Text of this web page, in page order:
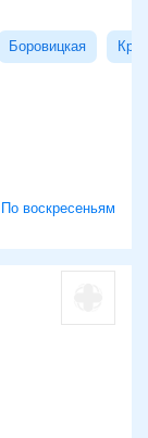
Боровицкая
По воскресеньям